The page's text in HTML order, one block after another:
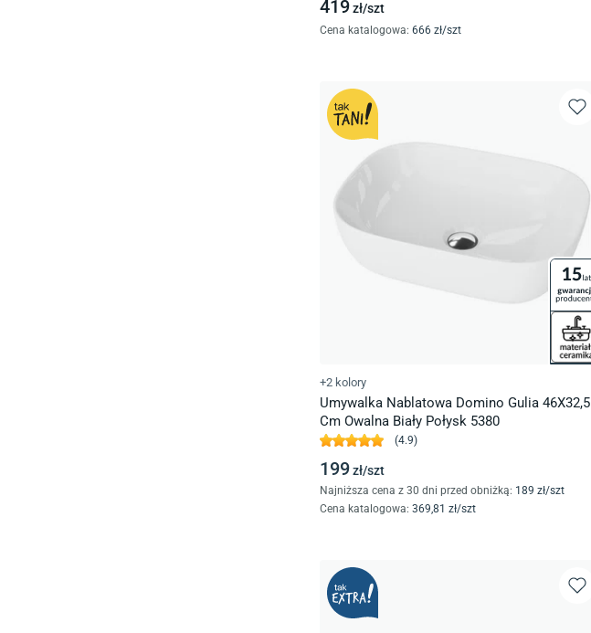
419zł/szt
Cena katalogowa: 666 zł/szt
+2 kolory
Umywalka Nablatowa Domino Gulia 46X32,5
Cm Owalna Biały Połysk 5380
(4.9)
199zł/szt
Najniższa cena z 30 dni przed obniżką: 189 zł/szt
Cena katalogowa: 369,81 zł/szt